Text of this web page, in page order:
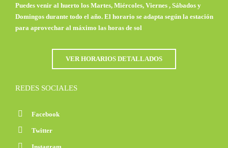
Puedes venir al huerto los Martes, Miércoles, Viernes , Sábados y
Domingos durante todo el año. El horario se adapta según la estación
para aprovechar al máximo las horas de sol
VER HORARIOS DETALLADOS
REDES SOCIALES
Facebook
Twitter